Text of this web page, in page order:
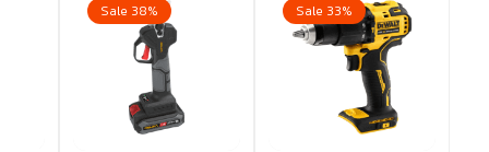
Sale 38% Sale 33%